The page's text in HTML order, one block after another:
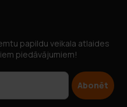
papildu veikala atlaides
piedāvājumiem!
Abonēt